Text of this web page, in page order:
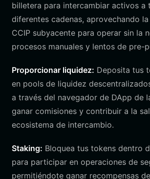
billetera para intercambiar activos a
diferentes cadenas, aprovechando
CCIP subyacente para operar sin la
procesos manuales y lentos de pre-
Proporcionar liquidez: Deposita tus
en pools de liquidez
a través del navegador de DApp de
ganar comisiones y contribuir a la
ecosistema de intercambio.
Staking: Bloquea tus tokens dentro
para participar en operaciones de
permitiéndote ganar recompensas